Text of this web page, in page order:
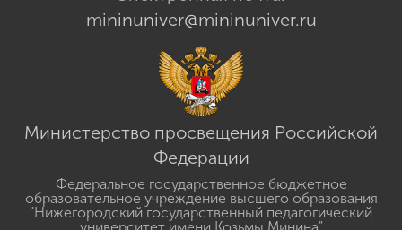
mininuniver@mininuniver.ru
Министерство просвещения Российской
Федерации
Федеральное государственное бюджетное
образовательное учреждение высшего образования
"Нижегородский государственный педагогический